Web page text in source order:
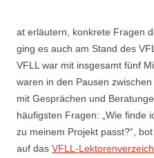
at erläutern, konkrete Fragen
ging es auch am Stand des
VFLL war mit insgesamt fünf
waren in den Pausen
mit Gesprächen und
häufigsten Fragen: „Wie finde
zu meinem Projekt passt?“,
auf das VFLL-